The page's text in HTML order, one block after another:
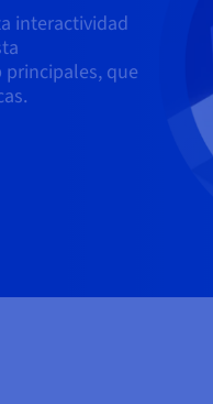
interactividad
que